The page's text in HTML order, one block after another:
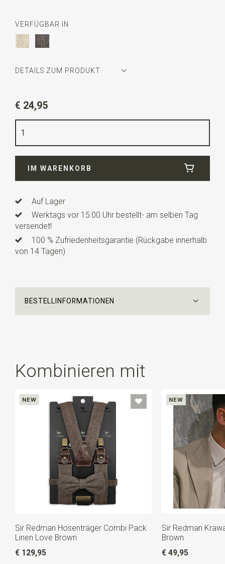
VERFÜGBAR IN
DETAILS ZUM PRODUKT
Farbe
Qualität
Länge 24 cm
€ 24,95
IM WARENKORB
Auf Lager
Werktags vor 15:00 Uhr bestellt- am selben Tag
versendet!
100 % Zufriedenheitsgarantie (Rückgabe innerhalb
von 14 Tagen)
BESTELLINFORMATIONEN
Kombinieren mit
NEW
Sir Redman Hosenträger Combi Pack
Linen Love Brown
€ 129,95
NEW
Sir Redman
Brown
€ 49,95